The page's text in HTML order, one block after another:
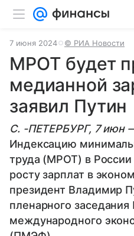
7 июня 2024 © РИА Новости
МРОТ будет
медианной
заявил Путин
С. -ПЕТЕРБУРГ, 7 июн
Индексацию
труда (МРОТ) в
росту зарплат в
президент Владимир
пленарного заседания
международного